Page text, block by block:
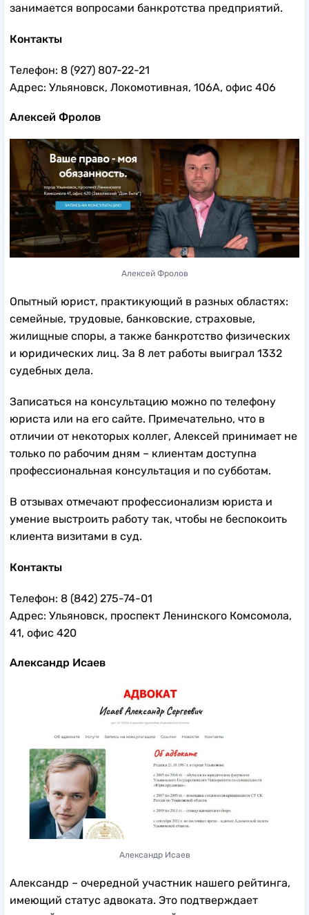
занимается вопросами банкротства предприятий.
Контакты
Телефон: 8 (927) 807-22-21
Адрес: Ульяновск, Локомотивная, 106А, офис 406
Алексей Фролов
Алексей Фролов
Опытный юрист, практикующий в разных областях:
семейные, трудовые, банковские, страховые,
жилищные споры, а также банкротство физических
и юридических лиц. За 8 лет работы выиграл 1332
судебных дела.
Записаться на консультацию можно по телефону
юриста или на его сайте. Примечательно, что в
отличии от некоторых коллег, Алексей принимает не
только по рабочим дням – клиентам доступна
профессиональная консультация и по субботам.
В отзывах отмечают профессионализм юриста и
умение выстроить работу так, чтобы не беспокоить
клиента визитами в суд.
Контакты
Телефон: 8 (842) 275-74-01
Адрес: Ульяновск, проспект Ленинского Комсомола,
41, офис 420
Александр Исаев
Александр Исаев
Александр – очередной участник нашего рейтинга,
имеющий статус адвоката. Это подтверждает